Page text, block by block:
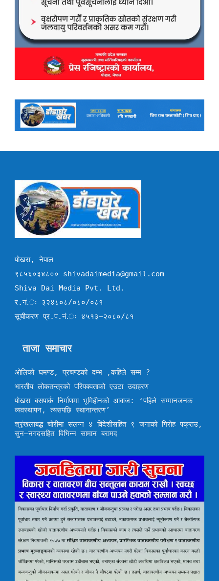
पोखरा, नेपाल
९८५६०३४८०० shivadaimedia@gmail.com
Shiva Dai Media Pvt. Ltd.
र.नं.ः ३२४८०८/०८०/०८१
सूचीकरण प्र.प.नं.ः ४५१३–२०८०/८१
ताजा समाचार
ओलिको घमण्ड, प्रचण्डको दम्भ ,कहिले सम्म ?
भारतीय लोकतन्त्रको परिपक्वताको एउटा उदाहरण
पोखरा बसपार्क निर्माणमा भूमिहीनको आवाज: ‘पहिले सम्मानजनक
व्यवस्थापन, त्यसपछि स्थानान्तरण’
श्रृंखलाबद्ध चोरीमा संलग्न ४ विदेशीसहित ९ जनाको गिरोह पक्राउ,
सुन–नगदसहित विभिन्न सामान बरामद